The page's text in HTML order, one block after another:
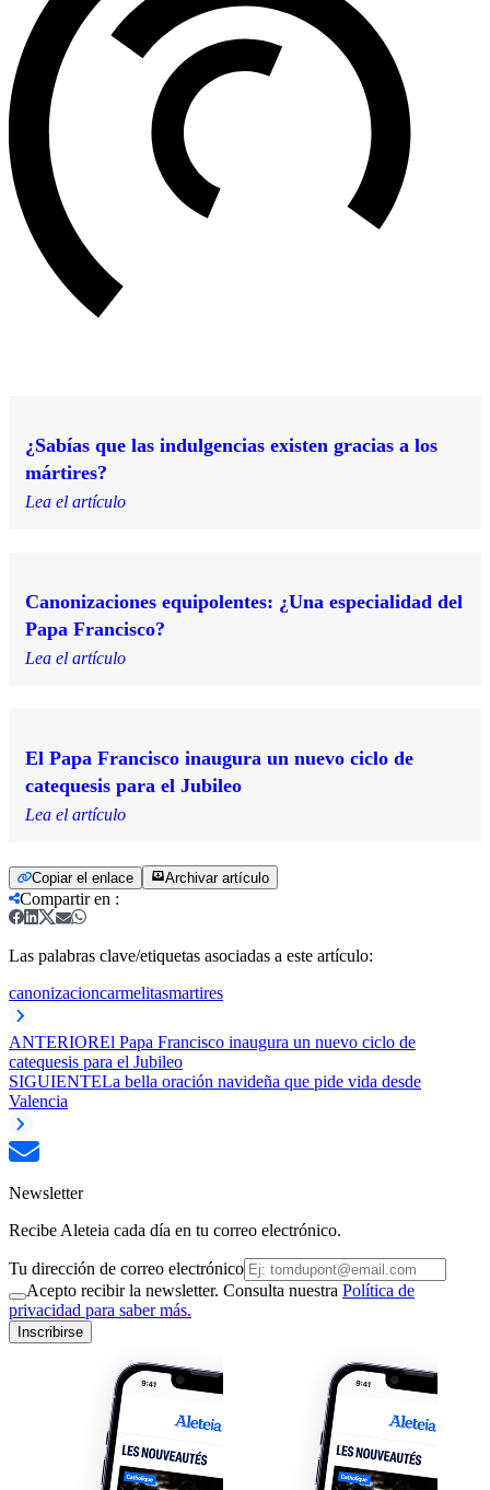
¿Sabías que las indulgencias existen gracias a los
mártires?
Lea el artículo
Canonizaciones equipolentes: ¿Una especialidad del
Papa Francisco?
Lea el artículo
El Papa Francisco inaugura un nuevo ciclo de
catequesis para el Jubileo
Lea el artículo
Copiar el enlace Archivar artículo
Compartir en :
Las palabras clave/etiquetas asociadas a este artículo:
canonizacioncarmelitasmartires
ANTERIOREl Papa Francisco inaugura un nuevo ciclo de
catequesis para el Jubileo
SIGUIENTELa bella oración navideña que pide vida desde
Valencia
Newsletter
Recibe Aleteia cada día en tu correo electrónico.
Tu dirección de correo electrónico
Acepto recibir la newsletter. Consulta nuestra Política de
privacidad para saber más.
Inscribirse